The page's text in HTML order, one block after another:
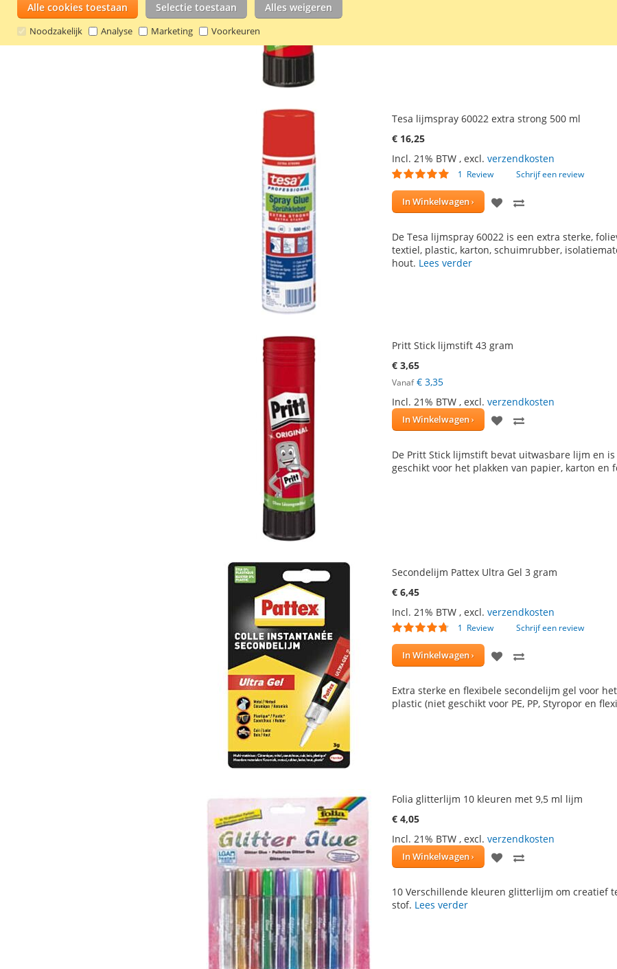
Alle cookies toestaan Selectie toestaan Alles weigeren
Noodzakelijk Analyse Marketing Voorkeuren
Tesa lijmspray 60022 extra strong 500 ml
€ 16,25
Incl. 21% BTW , excl. verzendkosten
Waardering:
1 Review Schrijf een review
In Winkelwagen
VOEG
AANTE
De Tesa lijmspray 60022 is een extra sterke,
textiel, plastic, karton, schuimrubber,
hout. Lees verder
Pritt Stick lijmstift 43 gram
€ 3,65
Vanaf € 3,35
Incl. 21% BTW , excl. verzendkosten
In Winkelwagen
VOEG
AANTE
De Pritt Stick lijmstift bevat uitwasbare lijm en
geschikt voor het plakken van papier, karton en
Secondelijm Pattex Ultra Gel 3 gram
€ 6,45
Incl. 21% BTW , excl. verzendkosten
Waardering:
1 Review Schrijf een review
In Winkelwagen
VOEG
AAN TE
Extra sterke en flexibele secondelijm gel voor
plastic (niet geschikt voor PE, PP, Styropor en
Folia glitterlijm 10 kleuren met 9,5 ml lijm
€ 4,05
Incl. 21% BTW , excl. verzendkosten
In Winkelwagen
VOEG
AAN
10 Verschillende kleuren glitterlijm om creatief
stof. Lees verder